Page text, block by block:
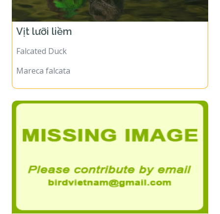
Vịt lưỡi liềm
Falcated Duck
Mareca falcata